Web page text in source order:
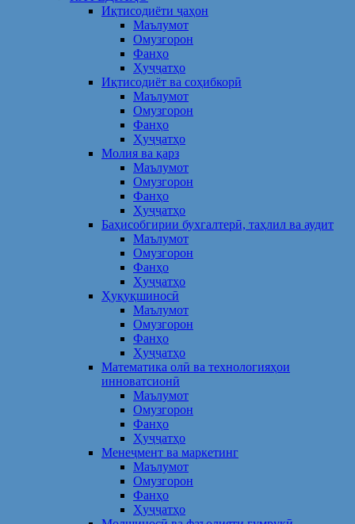
Иқтисодиёти ҷаҳон
Маълумот
Омузгорон
Фанҳо
Ҳуҷҷатҳо
Иқтисодиёт ва соҳибкорӣ
Маълумот
Омузгорон
Фанҳо
Ҳуҷҷатҳо
Молия ва қарз
Маълумот
Омузгорон
Фанҳо
Ҳуҷҷатҳо
Баҳисобгирии бухгалтерӣ, таҳлил ва аудит
Маълумот
Омузгорон
Фанҳо
Ҳуҷҷатҳо
Ҳуқуқшиносӣ
Маълумот
Омузгорон
Фанҳо
Ҳуҷҷатҳо
Математика олӣ ва технологияҳои
инноватсионӣ
Маълумот
Омузгорон
Фанҳо
Ҳуҷҷатҳо
Менеҷмент ва маркетинг
Маълумот
Омузгорон
Фанҳо
Ҳуҷҷатҳо